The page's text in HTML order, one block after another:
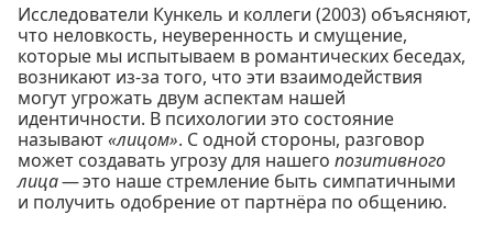
Исследователи Кункель и коллеги (2003) объясняют,
что неловкость, неуверенность и смущение,
которые мы испытываем в романтических беседах,
возникают из-за того, что эти взаимодействия
могут угрожать двум аспектам нашей
идентичности. В психологии это состояние
называют«лицом». С одной стороны, разговор
может создавать угрозу для нашего позитивного
лица— это наше стремление быть симпатичными
и получить одобрение от партнёра по общению.